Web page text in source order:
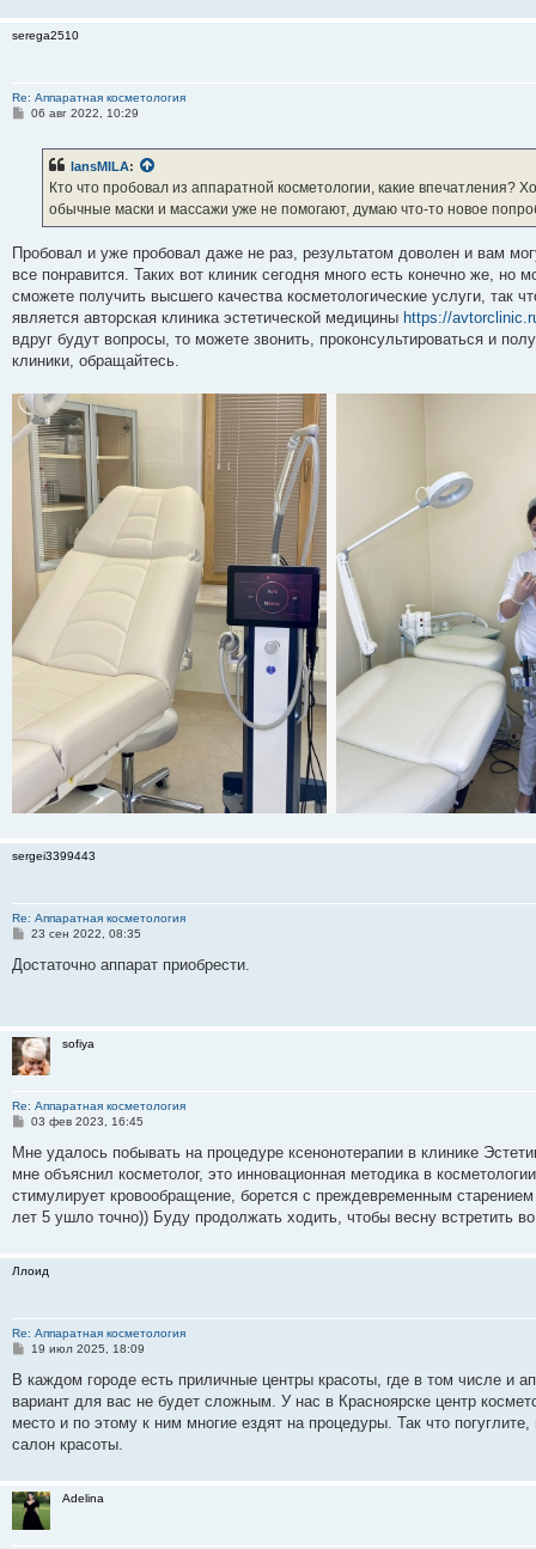
е
serega2510
Re: Аппаратная косметология
С06 авг 2022, 10:29
lansMILA:
Кто что пробовал из аппаратной косметологии, какие впечатления?
обычные маски и массажи уже не помогают, думаю что-то новое
Пробовал и уже пробовал даже не раз, результатом доволен и вам
все понравится. Таких вот клиник сегодня много есть конечно же, но
сможете получить высшего качества косметологические услуги,
является авторская клиника эстетической медицины https://
вдруг будут вопросы, то можете звонить, проконсультироваться и
клиники, обращайтесь.
sergei3399443
Re: Аппаратная косметология
С
о
е
23 сен 2022, 08:35
Достаточно аппарат приобрести.
sofiya
Re: Аппаратная косметология
С
о
щ
е
и
03 фев 2023, 16:45
Мне удалось побывать на процедуре ксенонотерапии в клинике
мне объяснил косметолог, это инновационная методика в
стимулирует кровообращение, борется с преждевременным
лет 5 ушло точно)) Буду продолжать ходить, чтобы весну встретить
Ллоид
Re: Аппаратная косметология
С
о
щ
е
и
19 июл 2025, 18:09
В каждом городе есть приличные центры красоты, где в том числе и
вариант для вас не будет сложным. У нас в Красноярске цeнтр
место и по этому к ним многие ездят на процедуры. Так что
салон красоты.
Adelina